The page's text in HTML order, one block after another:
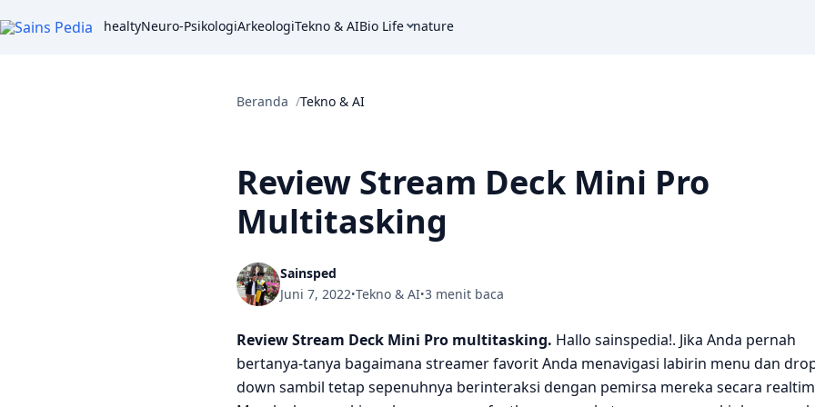
healtyNeuro-PsikologiArkeologiTekno & AIBio Life nature
Beranda Tekno & AI
Review Stream Deck Mini Pro
Multitasking
Sainsped
Juni 7, 2022•Tekno & AI•3 menit baca
Review Stream Deck Mini Pro multitasking. Hallo sainspedia!. Jika Anda pernah
bertanya-tanya bagaimana streamer favorit Anda menavigasi labirin menu dan
down sambil tetap sepenuhnya berinteraksi dengan pemirsa mereka secara